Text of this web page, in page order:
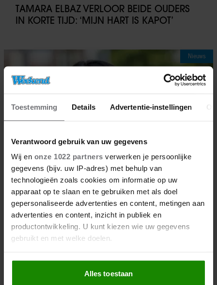
Toestemming Details Advertentie-instellingen
Verantwoord gebruik van uw gegevens
Wij en onze 1022 partners verwerken je persoonlijke
gegevens (bijv. uw IP-adres) met behulp van
technologieën zoals cookies om informatie op uw
apparaat op te slaan en te gebruiken met als doel
gepersonaliseerde advertenties en content, metingen aan
advertenties en content, inzicht in publiek en
productontwikkeling. U kunt kiezen wie uw gegevens
gebruikt en met welke doelen.
Als u het toestaat, willen we ook graag:
Informatie verzamelen over uw geografische
Alles toestaan
TAMARA ELBAZ VERLOOR BEIDE OUDERS
IN KORTE TIJD: ‘MIJN HART IS KAPOT’
Nieuws
18/08/2025
RUMOER OP AMSTERDAMS TERRAS:
TAMARA ELBAZ, MARIA TAILOR EN ELVIRA
PENTHESILEA BETROKKEN BIJ INCIDENT